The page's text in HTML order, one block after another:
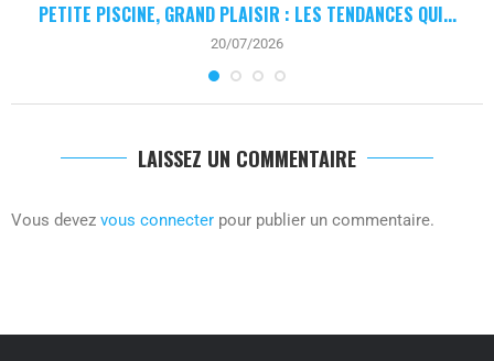
PETITE PISCINE, GRAND PLAISIR : LES TENDANCES QUI...
20/07/2026
LAISSEZ UN COMMENTAIRE
Vous devez vous connecter pour publier un commentaire.